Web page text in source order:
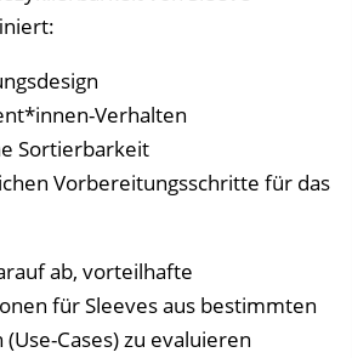
Verhalten
Sortierbarkeit
Vorbereitungsschritte für das
ab, vorteilhafte
für Sleeves aus bestimmten
Cases) zu evaluieren